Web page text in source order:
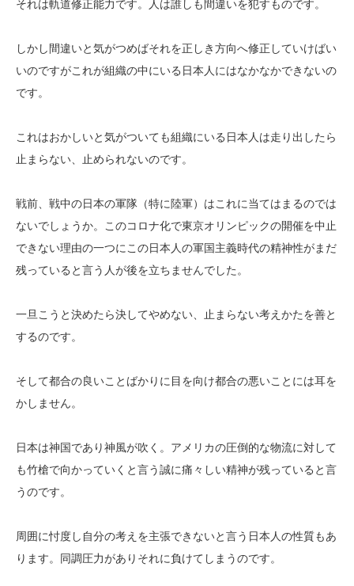
それは軌道修正能力です。人は誰しも間違いを犯すものです。
しかし間違いと気がつめばそれを正しき方向へ修正していけばい
いのですがこれが組織の中にいる日本人にはなかなかできないの
です。
これはおかしいと気がついても組織にいる日本人は走り出したら
止まらない、止められないのです。
戦前、戦中の日本の軍隊（特に陸軍）はこれに当てはまるのでは
ないでしょうか。このコロナ化で東京オリンピックの開催を中止
できない理由の一つにこの日本人の軍国主義時代の精神性がまだ
残っていると言う人が後を立ちませんでした。
一旦こうと決めたら決してやめない、止まらない考えかたを善と
するのです。
そして都合の良いことばかりに目を向け都合の悪いことには耳を
かしません。
日本は神国であり神風が吹く。アメリカの圧倒的な物流に対して
も竹槍で向かっていくと言う誠に痛々しい精神が残っていると言
うのです。
周囲に忖度し自分の考えを主張できないと言う日本人の性質もあ
ります。同調圧力がありそれに負けてしまうのです。